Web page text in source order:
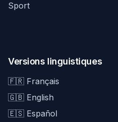
Sport
Versions linguistiques
🇫🇷 Français
🇬🇧 English
🇪🇸 Español